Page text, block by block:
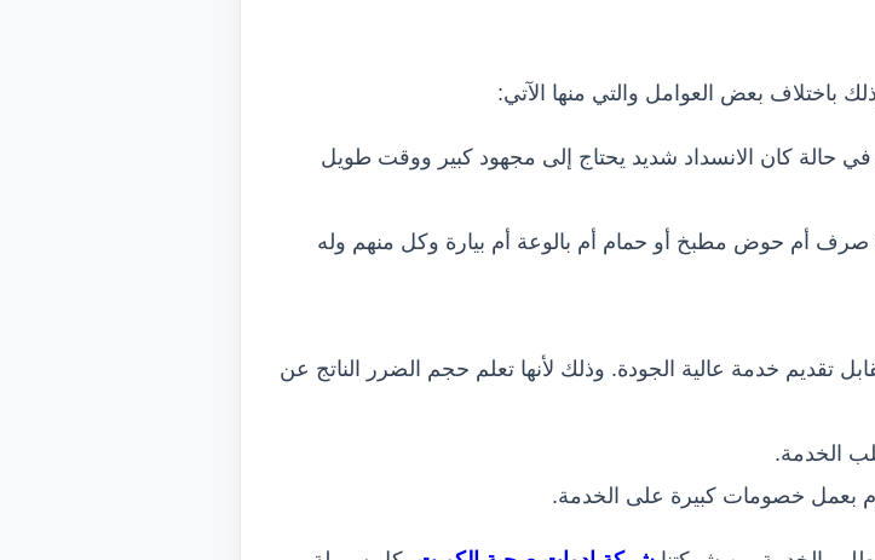
باختلاف بعض العوامل والتي منها الآتي:
حالة كان الانسداد شديد يحتاج إلى مجهود كبير ووقت طويل
صرف أم حوض مطبخ أو حمام أم بالوعة أم بيارة وكل منهم وله
خدمة عالية الجودة. وذلك لأنها تعلم حجم الضرر الناتج عن
الخدمة.
بعمل خصومات كبيرة على الخدمة.